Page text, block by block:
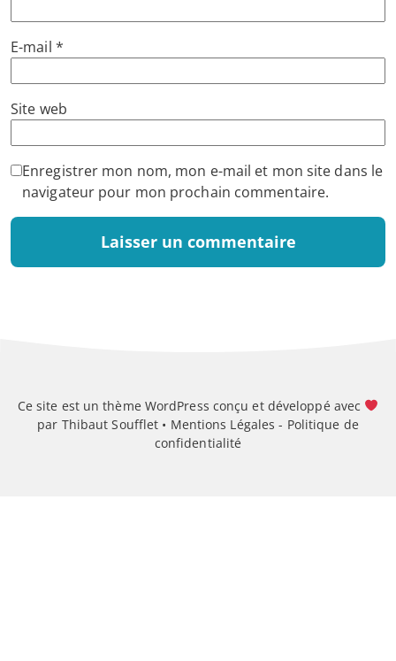
E-mail *
Site web
Enregistrer mon nom, mon e-mail et mon site dans le
navigateur pour mon prochain commentaire.
Ce site est un thème WordPress conçu et développé avec
par Thibaut Soufflet • Mentions Légales - Politique de
confidentialité